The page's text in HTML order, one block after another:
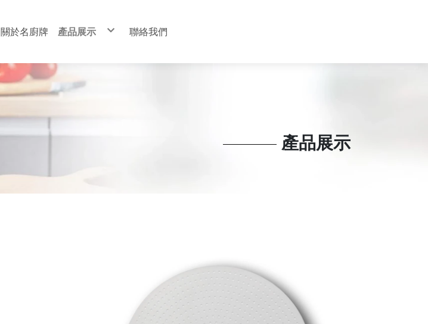
關於名廚牌 產品展示 聯絡我們
產品展示